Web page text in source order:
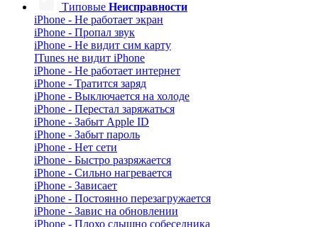
Типовые Неисправности
iPhone - Не работает экран
iPhone - Пропал звук
iPhone - Не видит сим карту
ITunes не видит iPhone
iPhone - Не работает интернет
iPhone - Тратится заряд
iPhone - Выключается на холоде
iPhone - Перестал заряжаться
iPhone - Забыт Apple ID
iPhone - Забыт пароль
iPhone - Нет сети
iPhone - Быстро разряжается
iPhone - Сильно нагревается
iPhone - Зависает
iPhone - Постоянно перезагружается
iPhone - Завис на обновлении
iPhone - Плохо слышно собеседника